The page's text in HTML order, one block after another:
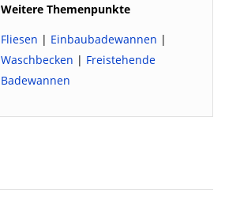
Weitere Themenpunkte
Fliesen | Einbaubadewannen |
Waschbecken | Freistehende
Badewannen